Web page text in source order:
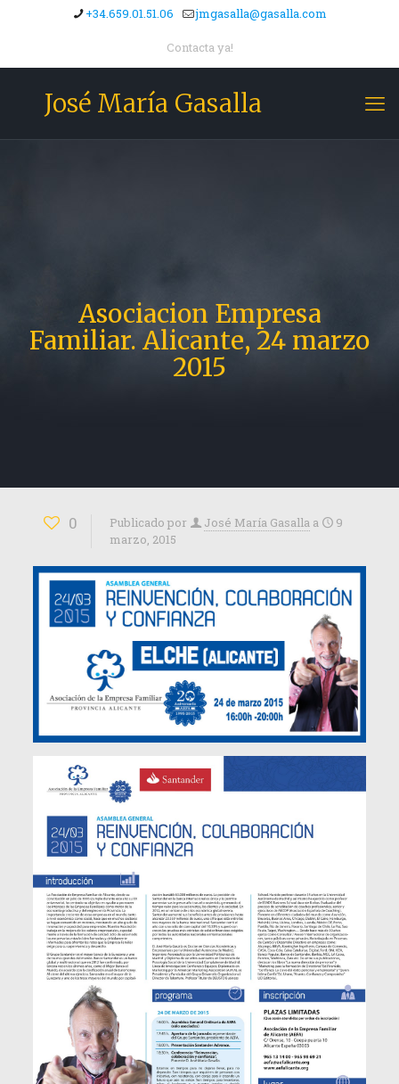
+34.659.01.51.06 jmgasalla@gasalla.com
Contacta ya!
José María Gasalla
Asociacion Empresa
Familiar. Alicante, 24 marzo
2015
0 Publicado por José María Gasalla a
9
marzo, 2015